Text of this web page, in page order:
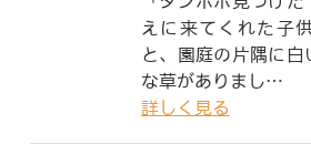
えに来てくれた子
と、園庭の片隅に
な草がありまし…
詳しく見る